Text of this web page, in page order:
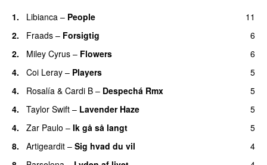
1. Libianca – People
11
2.
Fraads – Forsigtig
6
2.
Miley Cyrus – Flowers
6
4.
Coi Leray – Players
5
4.
Rosalía & Cardi B – Despechá Rmx
5
4.
Taylor Swift – Lavender Haze
5
4.
Zar Paulo – Ik gå så langt
5
8.
Artigeardit – Sig hvad du vil
4